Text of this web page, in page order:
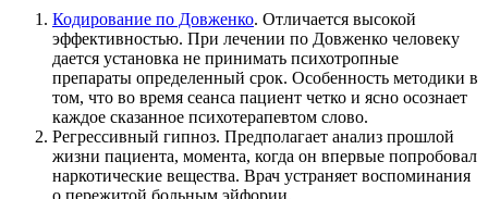
Кодирование по Довженко. Отличается высокой
эффективностью. При лечении по Довженко человеку
дается установка не принимать психотропные
препараты определенный срок. Особенность методики в
том, что во время сеанса пациент четко и ясно осознает
каждое сказанное психотерапевтом слово.
Регрессивный гипноз. Предполагает анализ прошлой
жизни пациента, момента, когда он впервые попробовал
наркотические вещества. Врач устраняет воспоминания
о пережитой больным эйфории.